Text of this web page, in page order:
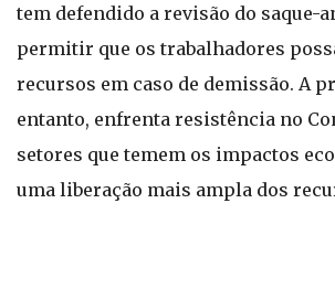
tem defendido a revisão do saque-
permitir que os trabalhadores
recursos em caso de demissão. A
entanto, enfrenta resistência no
setores que temem os impactos
uma liberação mais ampla dos